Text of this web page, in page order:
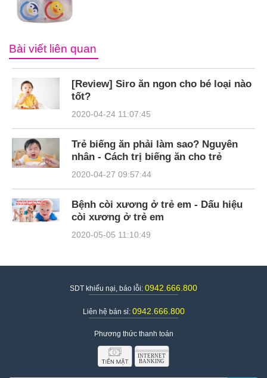
Bài viết liên quan
[Review] Siro ăn ngon cho bé loại nào
tốt?
2020-04-24 11:07:45
Trẻ biếng ăn phải làm sao? Nguyên
nhân - Cách trị biếng ăn cho trẻ
2020-04-27 09:57:44
Bệnh còi xương ở trẻ em - Dấu hiệu
còi xương ở trẻ em
2020-05-05 11:10:49
SDT khiếu nại, báo lỗi: 0942.666.800
Liên hệ bán sỉ: 0942.666.800
Phương thức thanh toán